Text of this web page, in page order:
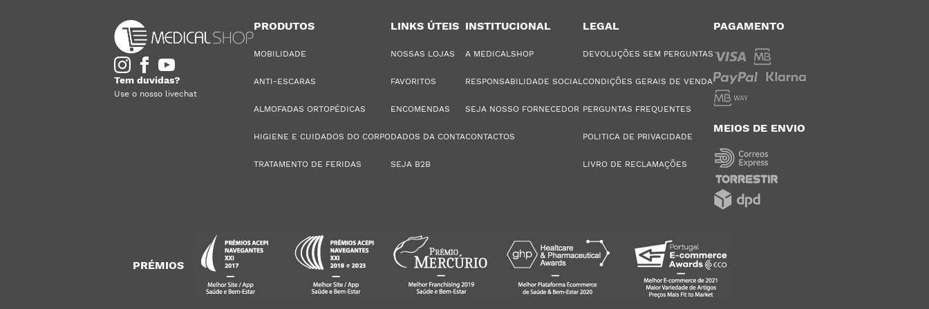
Tem duvidas?
Use o nosso livechat
PRODUTOS
MOBILIDADE
ANTI-ESCARAS
ALMOFADAS ORTOPÉDICAS
HIGIENE E CUIDADOS DO CORPO
TRATAMENTO DE FERIDAS
LINKS ÚTEIS
NOSSAS LOJAS
FAVORITOS
ENCOMENDAS
DADOS DA CONTA
SEJA B2B
INSTITUCIONAL
A MEDICALSHOP
RESPONSABILIDADE SOCIAL
SEJA NOSSO FORNECEDOR
CONTACTOS
LEGAL
DEVOLUÇÕES SEM PERGUNTAS
CONDIÇÕES GERAIS DE VENDA
PERGUNTAS FREQUENTES
POLITICA DE PRIVACIDADE
LIVRO DE RECLAMAÇÕES
PAGAMENTO
MEIOS DE ENVIO
PRÉMIOS